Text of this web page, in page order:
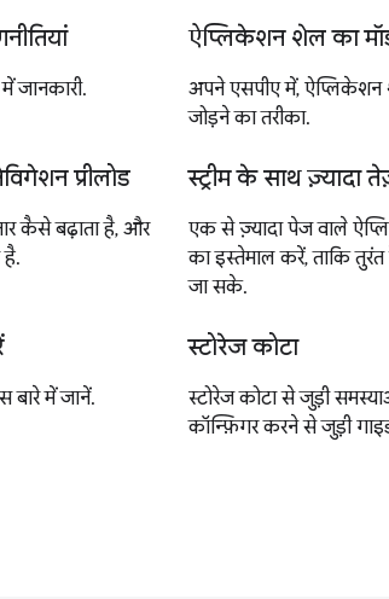
जानकारी.
ऐप्लिकेशन शेल का
अपने एसपीए में, ऐप्लिकेशन
जोड़ने का तरीका.
प्रीलोड
कैसे बढ़ाता है, और
है.
स्ट्रीम के साथ
एक से ज़्यादा पेज वाले
का इस्तेमाल करें, ताकि
जा सके.
बारे में जानें.
स्टोरेज कोटा
स्टोरेज कोटा से जुड़ी
कॉन्फ़िगर करने से जुड़ी